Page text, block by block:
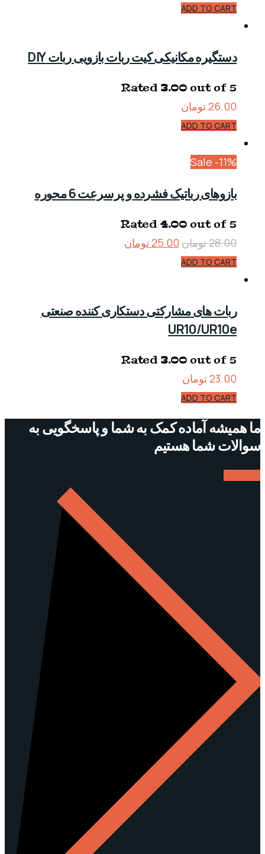
ADD TO CART
دستگیره مکانیکی کیت ربات بازویی ربات DIY
Rated 3.00 out of 5
26.00تومان
ADD TO CART
Sale -11%
بازوهای رباتیک فشرده و پرسرعت 6 محوره
Rated 4.00 out of 5
28.00تومان 25.00تومان
ADD TO CART
ربات های مشارکتی دستکاری کننده صنعتی
UR10/UR10e
Rated 3.00 out of 5
23.00تومان
ADD TO CART
ما همیشه آماده کمک به شما و پاسخگویی به
سوالات شما هستیم